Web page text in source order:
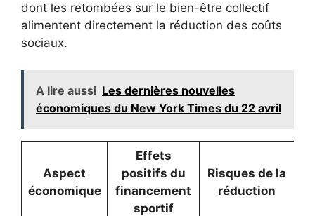
dont les retombées sur le bien-être collectif
alimentent directement la réduction des coûts
sociaux.
A lire aussi Les dernières nouvelles
économiques du New York Times du 22 avril
Aspect
économique
Effets
positifs du
financement
sportif
Risques de la
réduction